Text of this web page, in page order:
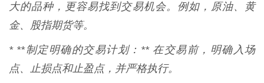
大的品种，更容易找到交易机会。例如，原油、黄
金、股指期货等。
* **制定明确的交易计划：** 在交易前，明确入场
点、止损点和止盈点，并严格执行。